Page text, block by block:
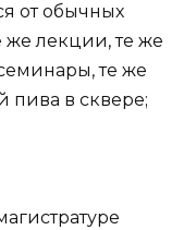
от обычных
же лекции, те же
те же
пива в сквере;